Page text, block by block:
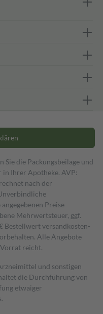
Sie die Packungsbeilage und
Ihrer Apotheke. AVP:
nach der
Preise
Mehrwertsteuer, ggf.
Bestell­wert versand­kosten­
Alle Angebote
reicht.
und sonstigen
die Durchführung von
etwaiger